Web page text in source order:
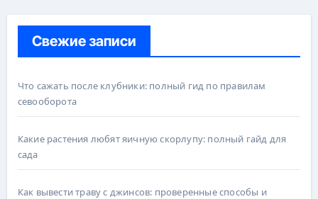
Свежие записи
Что сажать после клубники: полный гид по правилам
севооборота
Какие растения любят яичную скорлупу: полный гайд для
сада
Как вывести траву с джинсов: проверенные способы и